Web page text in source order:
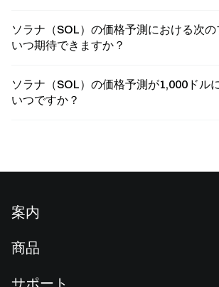
ソラナ（SOL）の価格予測における次
いつ期待できますか？
ソラナ（SOL）の価格予測が1,000ドル
いつですか？
案内
商品
サポート